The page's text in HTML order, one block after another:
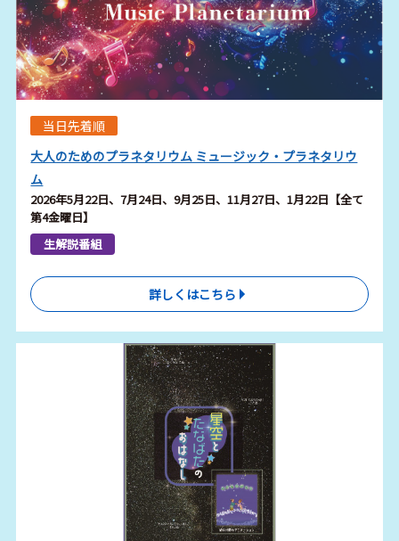
当日先着順
大人のためのプラネタリウム ミュージック・プラネタリウ
ム
2026年5月22日、7月24日、9月25日、11月27日、1月22日【全て
第4金曜日】
生解説番組
詳しくはこちら